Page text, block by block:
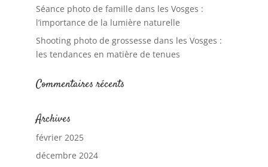
Séance photo de famille dans les Vosges :
l’importance de la lumière naturelle
Shooting photo de grossesse dans les Vosges :
les tendances en matière de tenues
Commentaires récents
Archives
février 2025
décembre 2024